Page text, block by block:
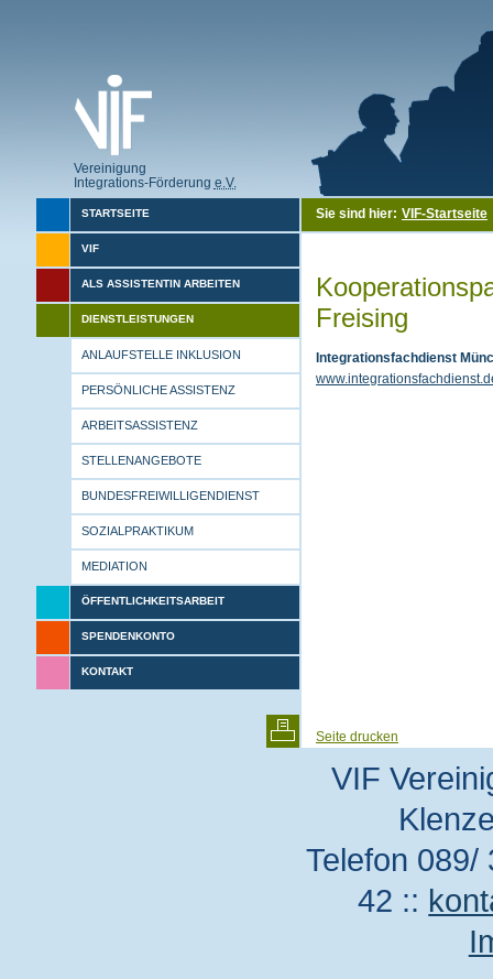
Vereinigung
Integrations-Förderung e.V.
STARTSEITE
VIF
ALS ASSISTENTIN ARBEITEN
DIENSTLEISTUNGEN
ANLAUFSTELLE INKLUSION
PERSÖNLICHE ASSISTENZ
ARBEITSASSISTENZ
STELLENANGEBOTE
BUNDESFREIWILLIGENDIENST
SOZIALPRAKTIKUM
MEDIATION
ÖFFENTLICHKEITSARBEIT
SPENDENKONTO
KONTAKT
Sie sind hier: VIF-Startseite
Freising
Integrationsfachdienst
Seite drucken
VIF
Telefon
42 ::